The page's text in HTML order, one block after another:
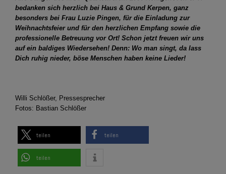
bedanken sich herzlich bei Haus & Grund Kerpen, ganz
besonders bei Frau Luzie Pingen, für die Einladung zur
Weihnachtsfeier und für den herzlichen Empfang sowie die
professionelle Betreuung vor Ort! Schon jetzt freuen wir uns
auf ein baldiges Wiedersehen! Denn: Wo man singt, da lass
Dich ruhig nieder, böse Menschen haben keine Lieder!
Willi Schlößer, Pressesprecher
Fotos: Bastian Schlößer
teilen teilen
teilen